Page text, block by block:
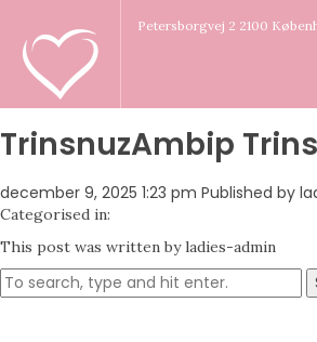
Petersborgvej 2 2100
TrinsnuzAmbip
december 9, 2025 1:23 pm Published by
Categorised in:
This post was written by ladies-admin